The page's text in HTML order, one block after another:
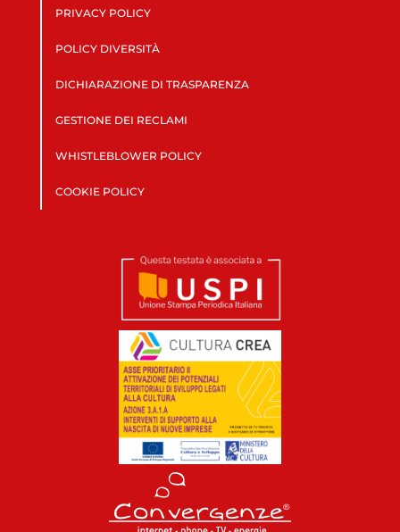
PRIVACY POLICY
POLICY DIVERSITÀ
DICHIARAZIONE DI TRASPARENZA
GESTIONE DEI RECLAMI
WHISTLEBLOWER POLICY
COOKIE POLICY